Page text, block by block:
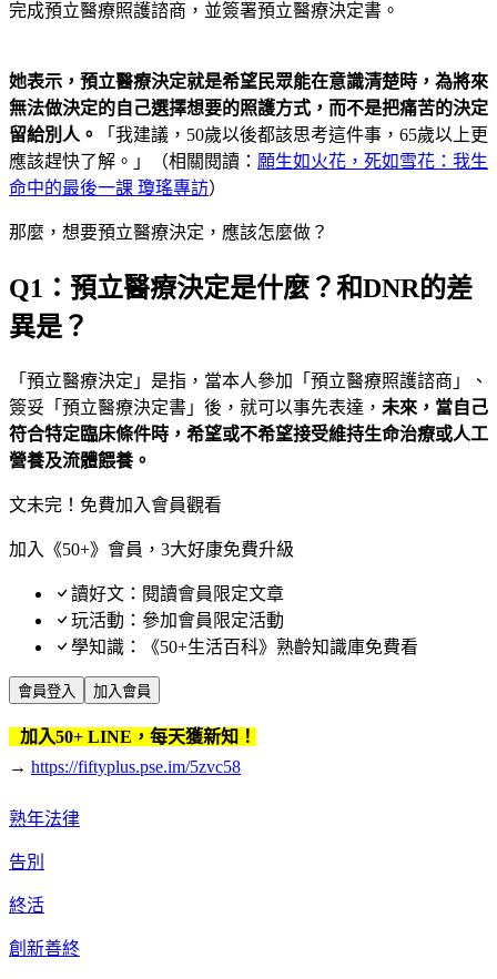
完成預立醫療照護諮商，並簽署預立醫療決定書。
她表示，預立醫療決定就是希望民眾能在意識清楚時，為將來
無法做決定的自己選擇想要的照護方式，而不是把痛苦的決定
留給別人。
「我建議，50歲以後都該思考這件事，65歲以上更
應該趕快了解。」（相關閱讀： 願生如火花，死如雪花：我生
命中的最後一課 瓊瑤專訪）
那麼，想要預立醫療決定，應該怎麼做？
Q1：預立醫療決定是什麼？和DNR的差
異是？
「預立醫療決定」是指，當本人參加「預立醫療照護諮商」、
簽妥「預立醫療決定書」後，就可以事先表達， 未來，當自己
符合特定臨床條件時，希望或不希望接受維持生命治療或人工
營養及流體餵養。
文未完！免費加入會員觀看
加入《50+》會員，3大好康免費升級
讀好文：閱讀會員限定文章
玩活動：參加會員限定活動
學知識：《50+生活百科》熟齡知識庫免費看
會員登入 加入會員
加入50+ LINE，每天獲新知！
→ https://fiftyplus.pse.im/5zvc58
熟年法律
告別
終活
創新善終